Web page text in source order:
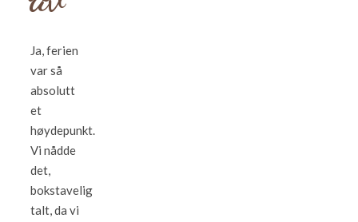
Ja, ferien
var så
absolutt
et
høydepunkt.
Vi nådde
det,
bokstavelig
talt, da vi